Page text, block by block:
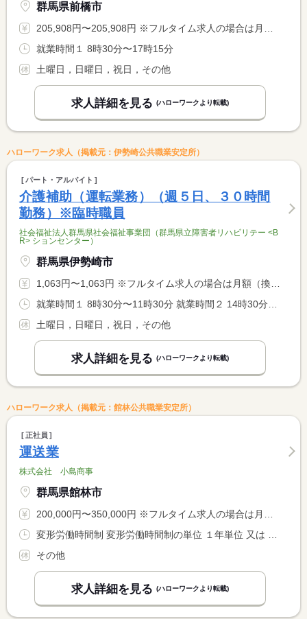
群馬県前橋市
205,908円〜205,908円 ※フルタイム求人の場合は月額（換算額）、パート求人の場合は時間額を表示しています。
就業時間１ 8時30分〜17時15分
土曜日，日曜日，祝日，その他
求人詳細を見る (ハローワークより転載)
ハローワーク求人（掲載元：伊勢崎公共職業安定所）
パート・アルバイト
介護補助（運転業務）（週５日、３０時間
勤務）※臨時職員
社会福祉法人群馬県社会福祉事業団（群馬県立障害者リハビリテー <B
R> ションセンター）
群馬県伊勢崎市
1,063円〜1,063円 ※フルタイム求人の場合は月額（換算額）、パート求人の場合は時間額を表示しています。
土曜日，日曜日，祝日，その他
求人詳細を見る (ハローワークより転載)
ハローワーク求人（掲載元：館林公共職業安定所）
正社員
運送業
株式会社 小島商事
群馬県館林市
200,000円〜350,000円 ※フルタイム求人の場合は月額（換算額）、パート求人の場合は時間額を表示しています。
その他
求人詳細を見る (ハローワークより転載)